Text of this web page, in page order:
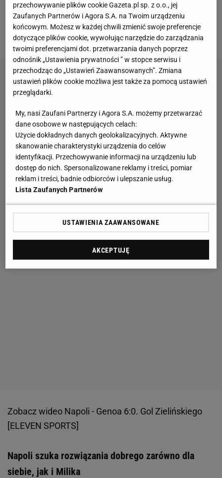
Ancelotti; obaj panowie współpracowali ze sobą w
Napoli i włoski trener zdecydowanie na niego
stawiał.
Zobacz wideo Napoli - Genoa 6:0. Gol Zielińskiego
[ELEVEN SPORTS]
Napoli szuka rozwiązania dobrego zarówno dla
siebie, jak i Milika
przechowywanie plików cookie Gazeta.pl sp. z o.o., jej
Zaufanych Partnerów i Agora S.A. na Twoim urządzeniu
końcowym. Możesz w każdej chwili zmienić swoje preferencje
dotyczące plików cookie, wywołując narzędzie do zarządzania
twoimi preferencjami dot. przetwarzania danych poprzez
odnośnik „Ustawienia prywatności ” w stopce serwisu i
przechodząc do „Ustawień Zaawansowanych”. Zmiana
ustawień plików cookie możliwa jest także za pomocą ustawień
przeglądarki.
My, nasi Zaufani Partnerzy i Agora S.A. możemy przetwarzać
dane osobowe w następujących celach:
Użycie dokładnych danych geolokalizacyjnych. Aktywne
skanowanie charakterystyki urządzenia do celów
identyfikacji. Przechowywanie informacji na urządzeniu lub
dostęp do nich. Spersonalizowane reklamy i treści, pomiar
reklam i treści, badnie odbiorców i ulepszanie usług.
Lista Zaufanych Partnerów
USTAWIENIA ZAAWANSOWANE
AKCEPTUJĘ